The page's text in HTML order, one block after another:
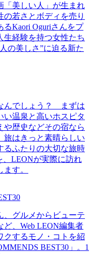
「美しい人」が生まれ
の若さとボディを売り
Kaori Oguriさんをプ
生経験を持つ女性たち
の美しさ”に迫る新た
んでしょう？ まずは
い温泉と高いホスピタ
や歴史などその宿なら
旅はきっと素晴らしい
るふたりの大切な旅時
、LEONが実際に訪れ
す。
、グルメからビューテ
ど、Web LEON編集者
クするモノ・コトを紹
BEST30」。1